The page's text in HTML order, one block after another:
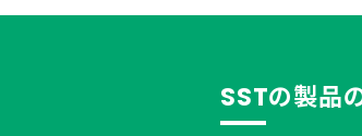
SSTの製品